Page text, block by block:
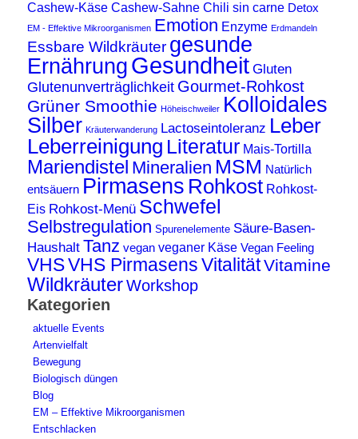
Cashew-Käse Cashew-Sahne Chili sin carne Detox
EM - Effektive Mikroorganismen Emotion Enzyme Erdmandeln
Essbare Wildkräuter gesunde
Ernährung Gesundheit Gluten
Glutenunverträglichkeit Gourmet-Rohkost
Grüner Smoothie Höheischweiler Kolloidales
Silber Kräuterwanderung Lactoseintoleranz Leber
Leberreinigung Literatur Mais-Tortilla
Mariendistel Mineralien MSM Natürlich
entsäuern Pirmasens Rohkost Rohkost-
Eis Rohkost-Menü Schwefel
Selbstregulation Spurenelemente Säure-Basen-
Haushalt Tanz vegan veganer Käse Vegan Feeling
VHSVHS PirmasensVitalitätVitamine
Wildkräuter Workshop
Kategorien
aktuelle Events
Artenvielfalt
Bewegung
Biologisch düngen
Blog
EM – Effektive Mikroorganismen
Entschlacken